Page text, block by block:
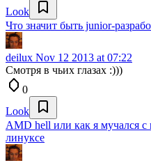
Look
Что значит быть junior-
deilux Nov 12 2013 at 07:22
Смотря в чьих глазах :)))
0
Look
AMD hell или как я мучался
линуксе